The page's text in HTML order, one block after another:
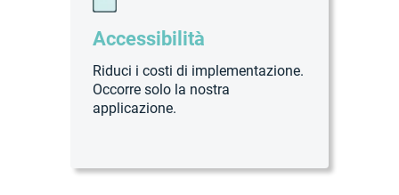
Accessibilità
Riduci i costi di implementazione.
Occorre solo la nostra
applicazione.